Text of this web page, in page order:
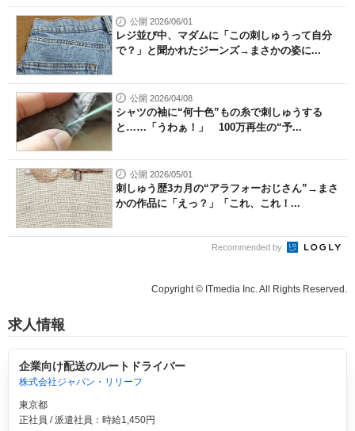
公開 2026/06/01
レジ並び中、マダムに「この刺しゅうって自分
で？」と聞かれたジーンズ→まさかの姿に...
公開 2026/04/08
シャツの袖に“何十色”もの糸で刺しゅうする
と……「うわぁ！」 100万再生の“予...
公開 2026/05/01
刺しゅう歴3カ月の“アラフォーおじさん”→まさ
かの作品に「えっ？」「これ、これ！...
Recommended by
Copyright © ITmedia Inc. All Rights Reserved.
求人情報
企業向け配送のルートドライバー
株式会社ジャパン・リリーフ
東京都
正社員 / 派遣社員：時給1,450円